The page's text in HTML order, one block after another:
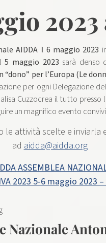
2023
AIDDAil6 maggio 2023
5 maggio 2023 sarà denso
“dono” per l’Europa (Le
per ogni Delegazione
Cuzzocrea il tutto
un magnifico evento
le attività scelte e
adaidda@aidda.org
ASSEMBLEA
2023 5-6 maggio 2023
Nazionale